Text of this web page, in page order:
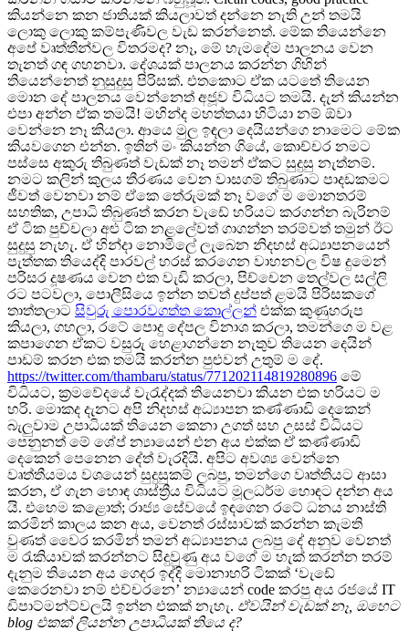
කියන්නෙ කන ජාතියක් කියලාවත් දන්නෙ නැති උන් තමයි
ලොකු ලොකු කම්පැණිවල වැඩ කරන්නෙත්. මේක තියෙන්නෙ
අපේ වෘත්තීන්වල විතරමද? නෑ, මේ හැමදේම පාලනය වෙන
තැනත් ගඳ ගහනවා. දේශයක් පාලනය කරන්න ගිහින්
තියෙන්නෙත් නුසුදුසු පිරිසක්. එතකොට ඒක යටතේ තියෙන
මොන දේ පාලනය වෙන්නෙත් අජූව විධියට තමයි. දැන් කියන්න
එපා අන්න ඒක තමයි! මහින්ද මහත්තයා හිටියා නම් ඕවා
වෙන්නෙ නෑ කියලා. ආයෙ මුල ඉඳලා දෙයියන්ගෙ නාමෙට මේක
කියවගෙන එන්න. ඉතින් මං කියන්න ගියේ, කොච්චර නමට
පස්සෙ අකුරු තිබුණත් වැඩක් නෑ තමන් ඒකට සුදුසු නැත්නම්.
නමට කලින් කුලය තීරණය වෙන වාසගම් තිබුණාට පාදඩකමට
ජීවත් වෙනවා නම් ඒකෙ තේරුමක් නෑ වගේ ම මොනතරම්
සහතික, උපාධි තිබුණත් කරන වැඩේ හරියට කරගන්න බැරිනම්
ඒ ටික පුච්චලා අළු ටික නළලේවත් ගාගන්න තරම්වත් තමුන් ඊට
සුදුසු නැහැ. ඒ හින්දා නොමිලේ ලැබෙන නිදහස් අධ්‍යාපනයෙන්
පැත්තක තියෙද්දි පාරවල් හරස් කරගෙන වාහනවල විෂ දුමෙන්
පරිසර දූෂණය වෙන එක වැඩි කරලා, පිච්චෙන තෙල්වල සල්ලි
රට පටවලා, පොලීසියෙ ඉන්න තවත් දුප්පත් ළමයි පිරිසකගේ
තාත්තලාට සිවුරු පොරවගත්ත කොල්ලන් එක්ක කුණුහරුප
කියලා, ගහලා, රටේ පොදු දේපල විනාශ කරලා, තමන්ගෙ ම වළ
කපාගෙන ඒකට වසුරු හෙළාගන්නෙ නැතුව තියෙන දෙයින්
පාඩම් කරන එක තමයි කරන්න පුළුවන් උතුම් ම දේ.
https://twitter.com/thambaru/status/771202114819280896 මේ
විධියට, ක්‍රමවේදයේ වැරැද්දක් තියෙනවා කියන එක හරියට ම
හරි. මොකද දැනට අපි නිදහස් අධ්‍යාපන කණ්ණාඩි දෙකෙන්
බැලුවාම උපාධියක් තියෙන කෙනා උගත් සහ උසස් විධියට
පෙනුනත් මේ ශේප් න්‍යායෙන් එන අය එක්ක ඒ කණ්ණාඩි
දෙකෙන් පෙනෙන දේත් වැරදියි. අපිට අවශ්‍ය වෙන්නෙ
වෘත්තීයමය වශයෙන් සුදුසුකම් ලබපු, තමන්ගෙ වෘත්තියට ආසා
කරන, ඒ ගැන හොඳ ශාස්ත්‍රීය විධියට මූලධර්ම හොඳට දන්න අය
යි. එහෙම කළොත්; රාජ්‍ය සේවයේ ඉඳගෙන රටේ ධනය නාස්ති
කරමින් කාලය කන අය, වෙනත් රස්සාවක් කරන්න කැමති
වුණත් වෛර කරමින් තමන් අධ්‍යාපනය ලබපු දේ අනුව වෙනත්
ම රැකියාවක් කරන්නට සිදුවුණු අය වගේ ම හැක් කරන්න තරම්
දැනුම තියෙන අය ගෙදර ඉද්දි මොනාහරි ටිකක් ‘වැඩේ
කෙරෙනවා නම් එච්චරනෙ’ න්‍යායෙන් code කරපු අය රජයේ IT
ඩිපාට්මන්ට්වලයි ඉන්න එකක් නැහැ. ඒවයින් වැඩක් නෑ, ඔහෙට
blog එකක් ලියන්න උපාධියක් තියෙ ද?